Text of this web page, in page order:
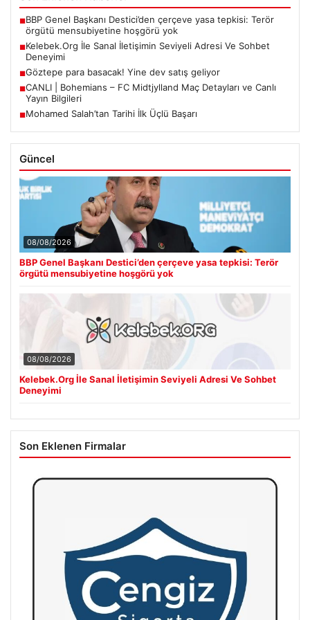
■BBP Genel Başkanı Destici’den çerçeve yasa tepkisi: Terör
örgütü mensubiyetine hoşgörü yok
■Kelebek.Org İle Sanal İletişimin Seviyeli Adresi Ve Sohbet
Deneyimi
■Göztepe para basacak! Yine dev satış geliyor
■CANLI | Bohemians – FC Midtjylland Maç Detayları ve Canlı
Yayın Bilgileri
■Mohamed Salah’tan Tarihi İlk Üçlü Başarı
Güncel
08/08/2026
BBP Genel Başkanı Destici’den çerçeve yasa tepkisi: Terör
örgütü mensubiyetine hoşgörü yok
08/08/2026
Kelebek.Org İle Sanal İletişimin Seviyeli Adresi Ve Sohbet
Deneyimi
Son Eklenen Firmalar